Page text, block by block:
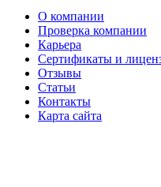
О компании
Проверка компании
Карьера
Сертификаты и
Отзывы
Статьи
Контакты
Карта сайта